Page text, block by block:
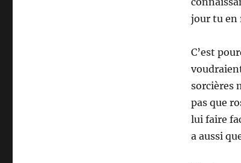
jour tu en
C’est
sorcières
pas que
lui faire
a aussi